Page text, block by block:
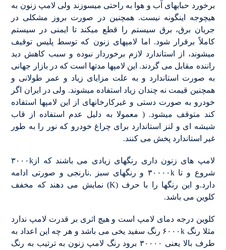
برخورد حبابهای آب و هوا به راحتی میسوزند ولی لامپ زنون به
هیچوجه اینگونه نیست. همچنین در صورت بروز مشکلی در
جریان برق، برق سیستم را قطع میکند تا ایمنی در سیستم
کاملاً برقرار شود. اما لامپهای زنون که توسط پلیس توقیف
میشوند، از استاندارد لازم برخوردار نبوده و سبب کاهش دید
راننده مقابل می گردند. این لامپها مدتها است که در بازار جهانی
به صورت استاندارد و به علت مزایای زیاد و عمر طولانی و
همچنین قیمت نه چندان زیاد استفاده میشوند. ولی در ایران اگر
خودرو به صورت دستی و غیرکارخانهای از این لامپها استفاده
کند متوقف میشود. ( معمولا به دلیل عدم استفاده از قاب
شیشه ای و لنز استاندارد برای چراغ خودرو که نور را به طور
غیر استاندارد پخش می کنند.
لامپ های زنون داری رنگهای زیادی می باشند که از۳۰۰۰k
شروع و تا ۳۰۰۰۰k و رنگهای سبز ,نارنجی و صورتی ادامه
دارد.و این رنگها را با حرف (K) نمایش می دهند که مخفف
کلوین می باشد.
کلوین درجه دمای لامپ است و هیچ اثری بر قدرت لامپ ندارد
مثلا رنگ ۶۰۰۰k رنگ سفید یخی می باشد و هر چه این اعداد به
طرف بالا یعنی ۳۰۰۰۰ برود رنگ لامپ زنون به ترتیب به رنگ